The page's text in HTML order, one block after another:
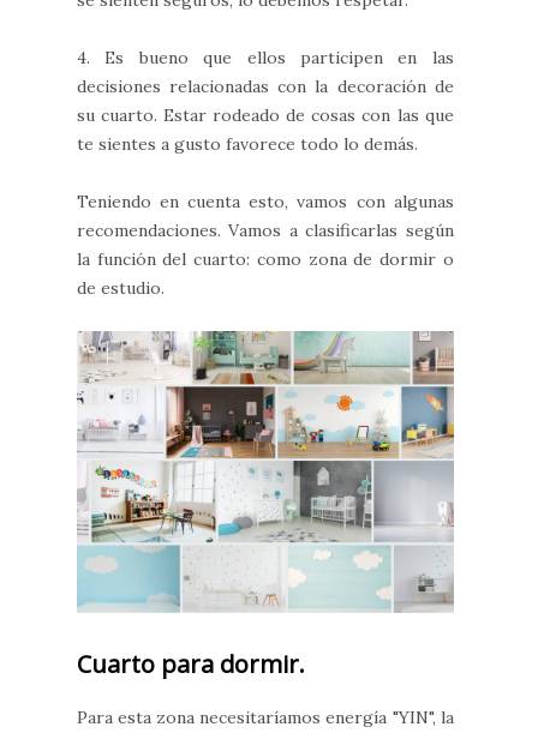
4. Es bueno que ellos participen en las
decisiones relacionadas con la decoración de
su cuarto. Estar rodeado de cosas con las que
te sientes a gusto favorece todo lo demás.
Teniendo en cuenta esto, vamos con algunas
recomendaciones. Vamos a clasificarlas según
la función del cuarto: como zona de dormir o
de estudio.
Cuarto para dormir.
Para esta zona necesitaríamos energía "YIN", la